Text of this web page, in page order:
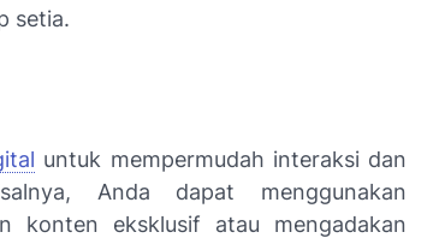
setia.
untuk mempermudah interaksi dan
Anda dapat menggunakan
konten eksklusif atau mengadakan